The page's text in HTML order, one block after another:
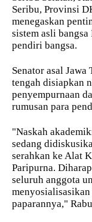
Seribu, Provinsi
menegaskan
sistem asli
pendiri bangsa.
Senator asal
tengah disiapkan
penyempurnaan
rumusan para
"Naskah
sedang
serahkan ke Alat
Paripurna.
seluruh anggota
paparannya,"